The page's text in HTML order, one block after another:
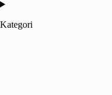
Kategori